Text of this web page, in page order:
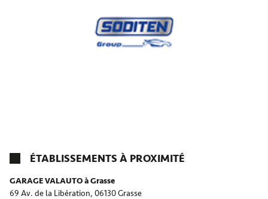
ÉTABLISSEMENTS À PROXIMITÉ
GARAGE VALAUTO à Grasse
69 Av. de la Libération, 06130 Grasse